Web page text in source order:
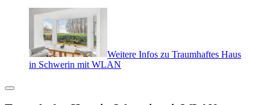
Weitere Infos zu Traumhaftes Haus
in Schwerin mit WLAN